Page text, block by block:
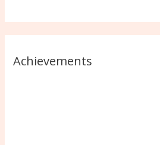
Achievements